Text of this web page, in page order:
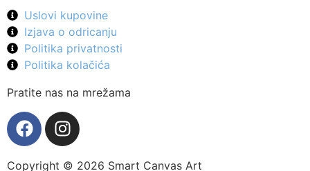
Uslovi kupovine
Izjava o odricanju
Politika privatnosti
Politika kolačića
Pratite nas na mrežama
Copyright © 2026 Smart Canvas Art